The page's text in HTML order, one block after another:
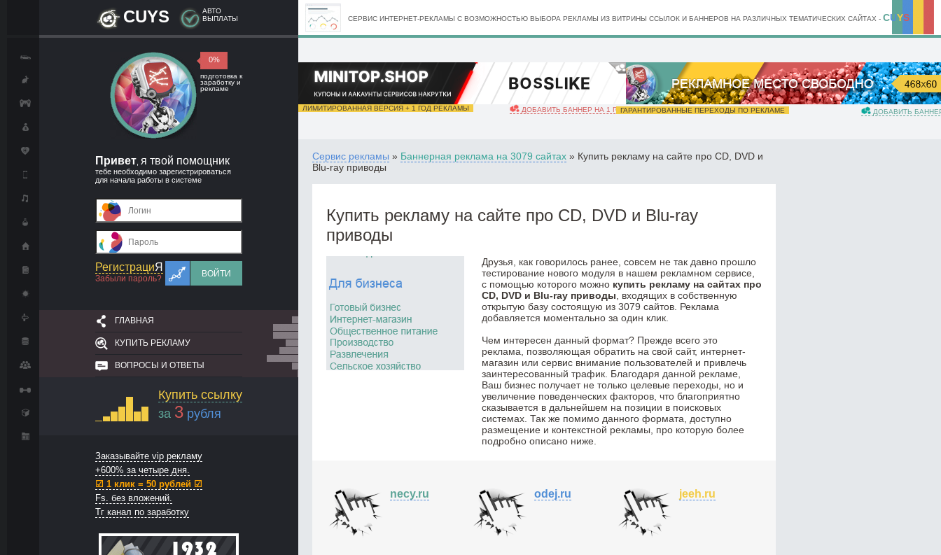
CUYS
АВТО
ВЫПЛАТЫ
0%
подготовка к
заработку и
рекламе
Привет я твой помощник
тебе необходимо зарегистрироваться
для начала работы в системе
РегистрациЯ
Забыли пароль?
ВОЙТИ
ГЛАВНАЯ
КУПИТЬ РЕКЛАМУ
ВОПРОСЫ И ОТВЕТЫ
Купить ссылку
за 3 рубля
Заказывайте vip рекламу
+600% за четыре дня.
☑ 1 клик = 50 рублей ☑
Fs. без вложений.
Тг канал по заработку
СЕРВИС ИНТЕРНЕТ-РЕКЛАМЫ С ВОЗМОЖНОСТЬЮ ВЫБОРА РЕКЛАМЫ ИЗ ВИТРИНЫ ССЫЛОК И БАННЕРОВ НА РАЗЛИЧНЫХ ТЕМАТИЧЕСКИХ САЙТАХ - CUYS
ЛИМИТИРОВАННАЯ ВЕРСИЯ + 1 ГОД РЕКЛАМЫ ДОБАВИТЬ БАННЕР НА 1 ГОДГАРАНТИРОВАННЫЕ ПЕРЕХОДЫ ПО РЕКЛАМЕ ДОБАВИТЬ
Сервис рекламы » Баннерная реклама на 3079 сайтах » Купить рекламу на сайте про CD, DVD и
Blu-ray приводы
Купить рекламу на сайте про CD, DVD и Blu-ray
приводы
Друзья, как говорилось ранее, совсем не так давно прошло
тестирование нового модуля в нашем рекламном сервисе,
с помощью которого можно купить рекламу на сайтах про
CD, DVD и Blu-ray приводы , входящих в собственную
открытую базу состоящую из 3079 сайтов. Реклама
добавляется моментально за один клик.
Чем интересен данный формат? Прежде всего это
реклама, позволяющая обратить на свой сайт, интернет-
магазин или сервис внимание пользователей и привлечь
заинтересованный трафик. Благодаря данной рекламе,
Ваш бизнес получает не только целевые переходы, но и
увеличение поведенческих факторов, что благоприятно
сказывается в дальнейшем на позиции в поисковых
системах. Так же помимо данного формата, доступно
размещение и контекстной рекламы, про которую более
подробно описано ниже.
necy.ru odej.ru jeeh.ru